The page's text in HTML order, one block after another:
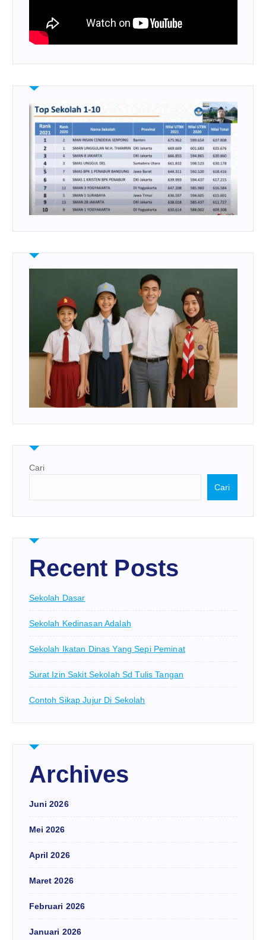
Cari
Cari
Recent Posts
Sekolah Dasar
Sekolah Kedinasan Adalah
Sekolah Ikatan Dinas Yang Sepi Peminat
Surat Izin Sakit Sekolah Sd Tulis Tangan
Contoh Sikap Jujur Di Sekolah
Archives
Juni 2026
Mei 2026
April 2026
Maret 2026
Februari 2026
Januari 2026